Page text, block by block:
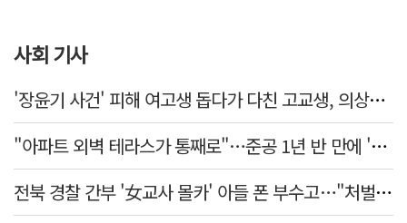
사회 기사
'장윤기 사건' 피해 여고생 돕다가 다친 고교생, 의상자 인정
"아파트 외벽 테라스가 통째로"…준공 1년 반 만에 '아찔 사고'
전북 경찰 간부 '女교사 몰카' 아들 폰 부수고…"처벌 못하는 사안" 내부망에 글